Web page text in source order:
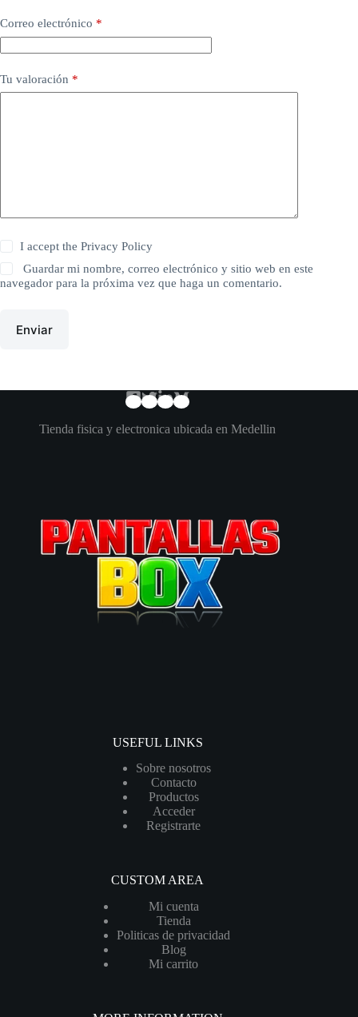
Correo electrónico *
Tu valoración *
I accept thePrivacy Policy
Guardar mi nombre, correo electrónico y sitio web en este
navegador para la próxima vez que haga un comentario.
Enviar
Tienda fisica y electronica ubicada en Medellin
USEFUL LINKS
Sobre nosotros
Contacto
Productos
Acceder
Registrarte
CUSTOM AREA
Mi cuenta
Tienda
Politicas de privacidad
Blog
Mi carrito